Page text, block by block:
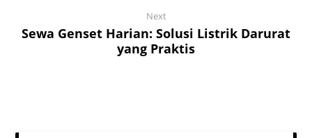
Next
Sewa Genset Harian: Solusi Listrik Darurat
yang Praktis